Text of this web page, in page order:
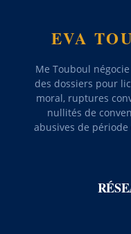
EVA
Me Touboul
des dossiers pour
moral, ruptures
nullités de
abusives de